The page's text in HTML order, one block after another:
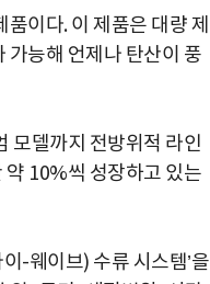
이다. 이 제품은 대량 제
가능해 언제나 탄산이 풍
모델까지 전방위적 라인
약 10%씩 성장하고 있는
-웨이브) 수류 시스템’을